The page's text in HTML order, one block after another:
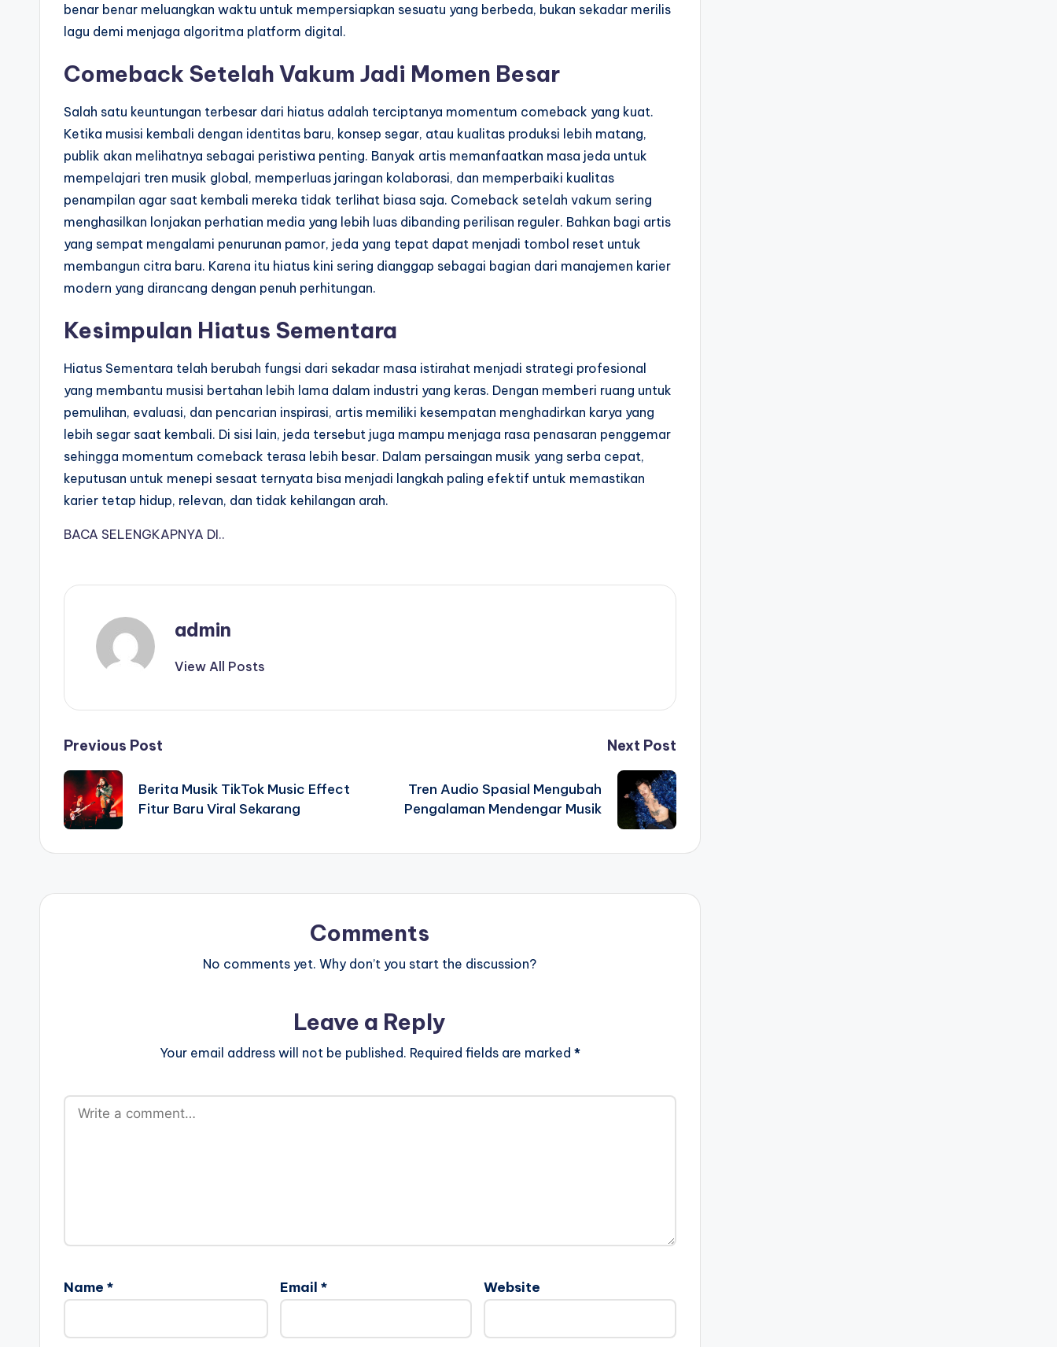
benar benar meluangkan waktu untuk mempersiapkan sesuatu yang berbeda, bukan sekadar merilis
lagu demi menjaga algoritma platform digital.
Comeback Setelah Vakum Jadi Momen Besar
Salah satu keuntungan terbesar dari hiatus adalah terciptanya momentum comeback yang kuat.
Ketika musisi kembali dengan identitas baru, konsep segar, atau kualitas produksi lebih matang,
publik akan melihatnya sebagai peristiwa penting. Banyak artis memanfaatkan masa jeda untuk
mempelajari tren musik global, memperluas jaringan kolaborasi, dan memperbaiki kualitas
penampilan agar saat kembali mereka tidak terlihat biasa saja. Comeback setelah vakum sering
menghasilkan lonjakan perhatian media yang lebih luas dibanding perilisan reguler. Bahkan bagi artis
yang sempat mengalami penurunan pamor, jeda yang tepat dapat menjadi tombol reset untuk
membangun citra baru. Karena itu hiatus kini sering dianggap sebagai bagian dari manajemen karier
modern yang dirancang dengan penuh perhitungan.
Kesimpulan Hiatus Sementara
Hiatus Sementara telah berubah fungsi dari sekadar masa istirahat menjadi strategi profesional
yang membantu musisi bertahan lebih lama dalam industri yang keras. Dengan memberi ruang untuk
pemulihan, evaluasi, dan pencarian inspirasi, artis memiliki kesempatan menghadirkan karya yang
lebih segar saat kembali. Di sisi lain, jeda tersebut juga mampu menjaga rasa penasaran penggemar
sehingga momentum comeback terasa lebih besar. Dalam persaingan musik yang serba cepat,
keputusan untuk menepi sesaat ternyata bisa menjadi langkah paling efektif untuk memastikan
karier tetap hidup, relevan, dan tidak kehilangan arah.
BACA SELENGKAPNYA DI..
admin
View All Posts
Post
navigation
Previous Post
Berita Musik TikTok Music Effect
Fitur Baru Viral Sekarang
Next Post
Tren Audio Spasial Mengubah
Pengalaman Mendengar Musik
Comments
No comments yet. Why don’t you start the discussion?
Leave a Reply
Your email address will not be published. Required fields are marked *
Name * Email * Website